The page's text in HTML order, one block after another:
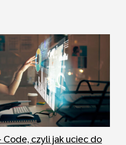
Code, czyli jak uciec do